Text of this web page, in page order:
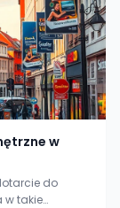
w
do
w takie